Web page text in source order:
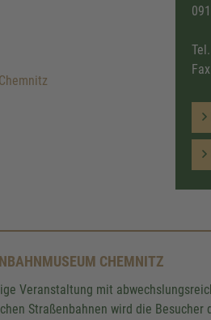
Tel.
CHEMNITZ
Veranstaltung mit
Straßenbahnen wird die Besucher